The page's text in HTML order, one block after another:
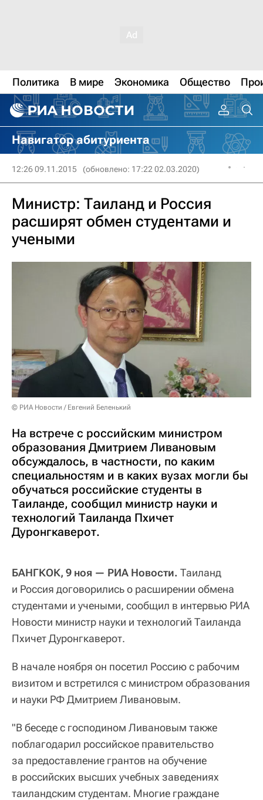
Политика В мире Экономика Общество
Навигатор абитуриента
12:26 09.11.2015 (обновлено: 17:22 02.03.2020)
Министр: Таиланд и Россия
расширят обмен студентами и
учеными
© РИА Новости / Евгений Беленький
На встрече с российским министром
образования Дмитрием Ливановым
обсуждалось, в частности, по каким
специальностям и в каких вузах могли бы
обучаться российские студенты в
Таиланде, сообщил министр науки и
технологий Таиланда Пхичет
Дуронгкаверот.
БАНГКОК, 9 ноя — РИА Новости. Таиланд
и Россия договорились о расширении обмена
студентами и учеными, сообщил в интервью РИА
Новости министр науки и технологий Таиланда
Пхичет Дуронгкаверот.
В начале ноября он посетил Россию с рабочим
визитом и встретился с министром образования
и науки РФ Дмитрием Ливановым.
"В беседе с господином Ливановым также
поблагодарил российское правительство
за предоставление грантов на обучение
в российских высших учебных заведениях
таиландским студентам. Многие граждане